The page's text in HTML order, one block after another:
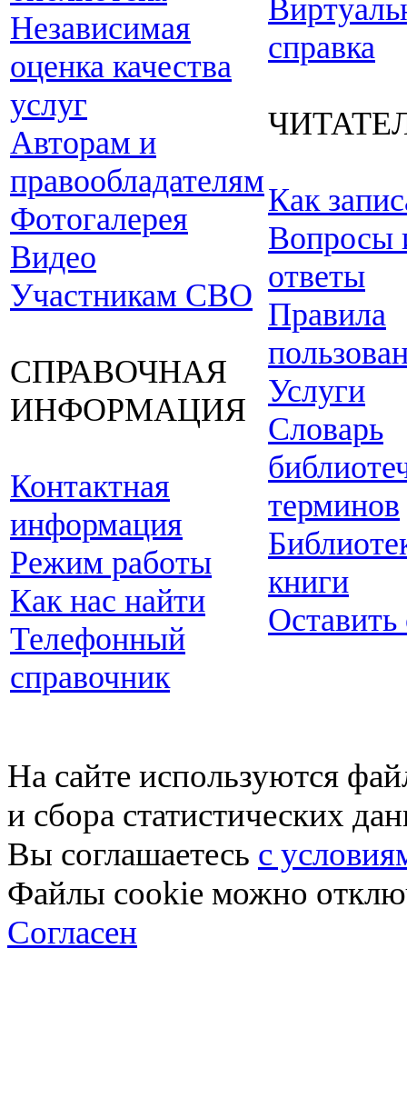
Независимая
оценка качества
услуг
Авторам и
правообладателям
Фотогалерея
Видео
Участникам СВО
СПРАВОЧНАЯ
ИНФОРМАЦИЯ
Контактная
информация
Режим работы
Как нас найти
Телефонный
справочник
справка
Как
Вопросы
ответы
Правила
Услуги
Словарь
терминов
книги
Оставить
На сайте используются
и сбора статистических
Вы соглашаетесь с
Файлы cookie можно
Согласен